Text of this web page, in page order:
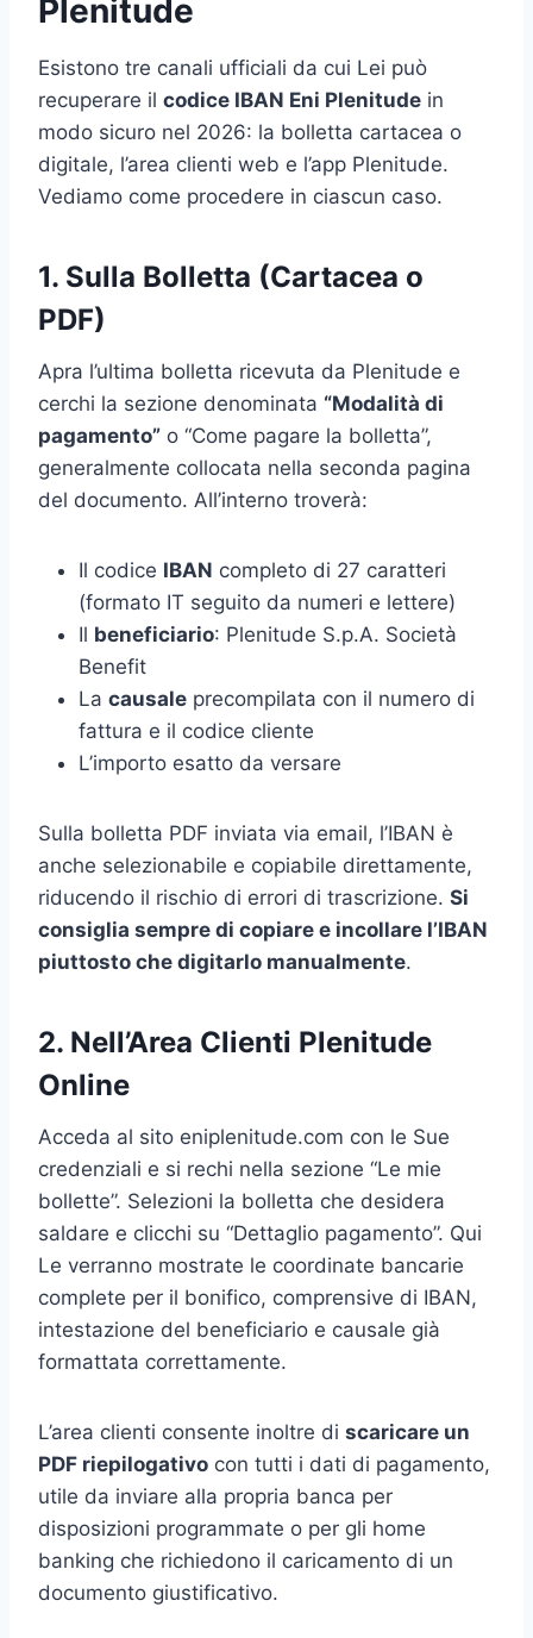
Plenitude
Esistono tre canali ufficiali da cui Lei può
recuperare il codice IBAN Eni Plenitude in
modo sicuro nel 2026: la bolletta cartacea o
digitale, l’area clienti web e l’app Plenitude.
Vediamo come procedere in ciascun caso.
1. Sulla Bolletta (Cartacea o
PDF)
Apra l’ultima bolletta ricevuta da Plenitude e
cerchi la sezione denominata “Modalità di
pagamento” o “Come pagare la bolletta”,
generalmente collocata nella seconda pagina
del documento. All’interno troverà:
Il codice IBAN completo di 27 caratteri
(formato IT seguito da numeri e lettere)
Il beneficiario: Plenitude S.p.A. Società
Benefit
La causale precompilata con il numero di
fattura e il codice cliente
L’importo esatto da versare
Sulla bolletta PDF inviata via email, l’IBAN è
anche selezionabile e copiabile direttamente,
riducendo il rischio di errori di trascrizione. Si
consiglia sempre di copiare e incollare l’IBAN
piuttosto che digitarlo manualmente.
2. Nell’Area Clienti Plenitude
Online
Acceda al sito eniplenitude.com con le Sue
credenziali e si rechi nella sezione “Le mie
bollette”. Selezioni la bolletta che desidera
saldare e clicchi su “Dettaglio pagamento”. Qui
Le verranno mostrate le coordinate bancarie
complete per il bonifico, comprensive di IBAN,
intestazione del beneficiario e causale già
formattata correttamente.
L’area clienti consente inoltre di scaricare un
PDF riepilogativo con tutti i dati di pagamento,
utile da inviare alla propria banca per
disposizioni programmate o per gli home
banking che richiedono il caricamento di un
documento giustificativo.